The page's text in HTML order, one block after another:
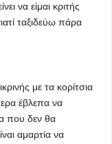
να είμαι κριτής
ταξιδεύω πάρα
με τα κορίτσια
έβλεπα να
που δεν θα
αμαρτία να